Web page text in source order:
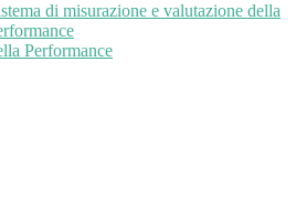
di misurazione e valutazione della
Performance